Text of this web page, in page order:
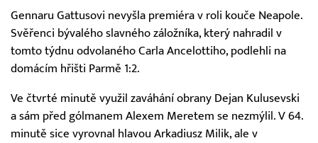
Gennaru Gattusovi nevyšla premiéra v roli kouče Neapole.
Svěřenci bývalého slavného záložníka, který nahradil v
tomto týdnu odvolaného Carla Ancelottiho, podlehli na
domácím hřišti Parmě 1:2.
Ve čtvrté minutě využil zaváhání obrany Dejan Kulusevski
a sám před gólmanem Alexem Meretem se nezmýlil. V 64.
minutě sice vyrovnal hlavou Arkadiusz Milik, ale v